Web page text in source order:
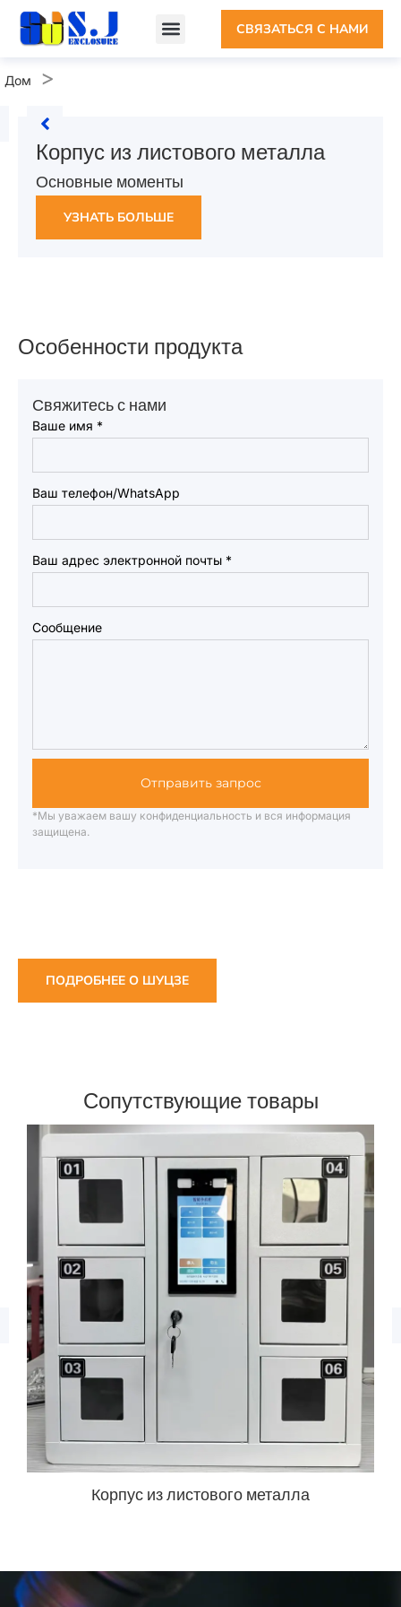
СВЯЗАТЬСЯ С НАМИ
Дом >
Корпус из листового металла
Основные моменты
УЗНАТЬ БОЛЬШЕ
Особенности продукта
Свяжитесь с нами
Ваше имя *
Ваш телефон/WhatsApp
Ваш адрес электронной почты *
Сообщение
Отправить запрос
*Мы уважаем вашу конфиденциальность и вся информация
защищена.
ПОДРОБНЕЕ О ШУЦЗЕ
Сопутствующие товары
Корпус из листового
Корпус из листового
металла
Начните свой индивидуальный
Нужен ли вам производитель шкафов из нержавеющей
стали?, поставщик алюминиевых шкафов, или надежный